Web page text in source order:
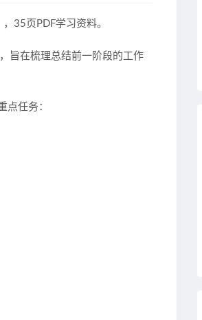
35页PDF学习资料。
旨在梳理总结前一阶段的工作
点任务：